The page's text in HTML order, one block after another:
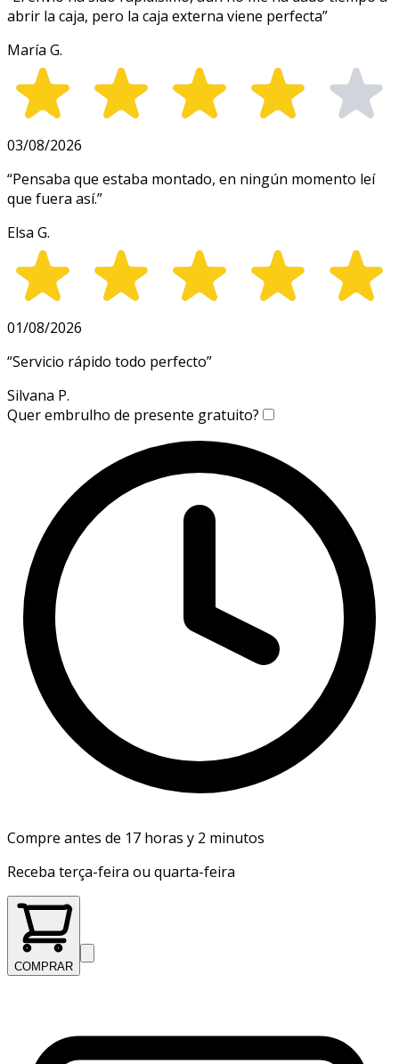
abrir la caja, pero la caja externa viene perfecta”
María G.
03/08/2026
“Pensaba que estaba montado, en ningún momento leí
que fuera así.”
Elsa G.
01/08/2026
“Servicio rápido todo perfecto”
Silvana P.
Quer embrulho de presente gratuito?
Compre antes de 17 horas y 2 minutos
Receba terça-feira ou quarta-feira
COMPRAR